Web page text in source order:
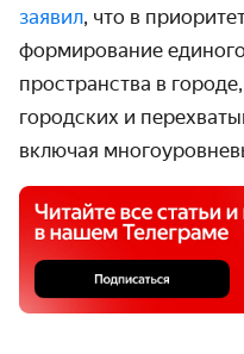
заявил, что в
формирование
пространства в
городских и
включая